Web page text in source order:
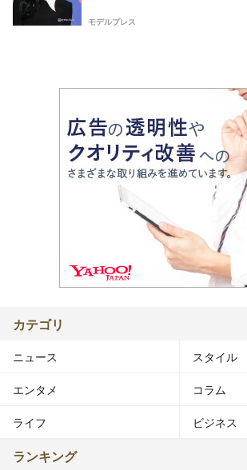
モデルプレス
カテゴリ
ニュース スタイル
エンタメ コラム
ライフ ビジネス
ランキング